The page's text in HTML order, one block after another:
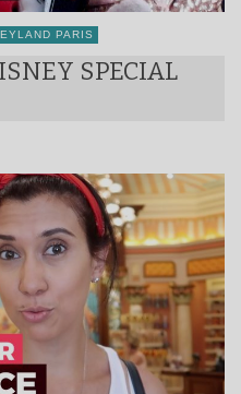
PARIS
SPECIAL